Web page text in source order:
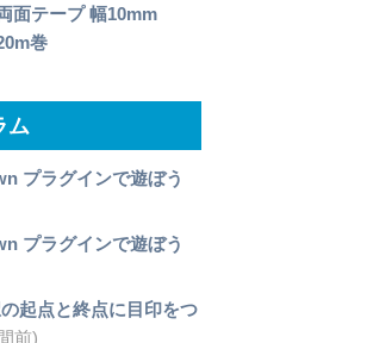
面テープ 幅10mm
巻
ム
プラグインで遊ぼう
プラグインで遊ぼう
起点と終点に目印をつ
前)